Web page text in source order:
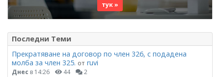
тук »
Последни Теми
Прекратяване на договор по член 326, с подадена
молба за член 325. от ruvi
Днес в 14:26 44 2